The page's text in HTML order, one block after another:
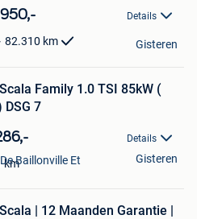
Details
82.310 km Gisteren
Family 1.0 TSI 85kW (
DSG 7
Details
kmBaillonville Et
Gisteren
| 12 Maanden Garantie |